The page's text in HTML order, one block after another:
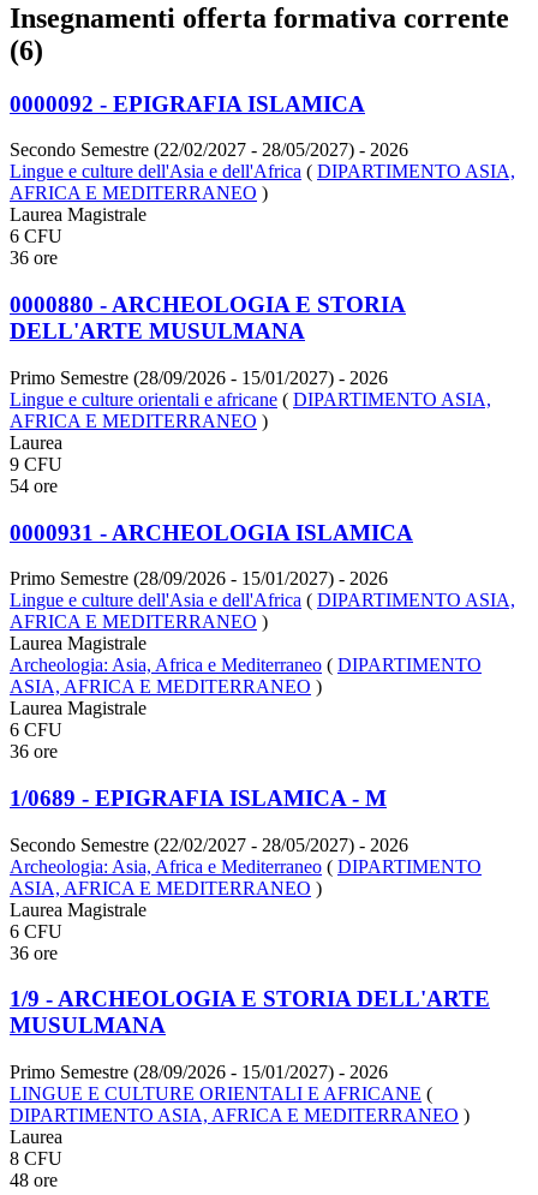
Insegnamenti offerta formativa corrente
(6)
0000092 - EPIGRAFIA ISLAMICA
Secondo Semestre (22/02/2027 - 28/05/2027) - 2026
Lingue e culture dell'Asia e dell'Africa ( DIPARTIMENTO ASIA,
AFRICA E MEDITERRANEO )
Laurea Magistrale
6 CFU
36 ore
0000880 - ARCHEOLOGIA E STORIA
DELL'ARTE MUSULMANA
Primo Semestre (28/09/2026 - 15/01/2027) - 2026
Lingue e culture orientali e africane ( DIPARTIMENTO ASIA,
AFRICA E MEDITERRANEO )
Laurea
9 CFU
54 ore
0000931 - ARCHEOLOGIA ISLAMICA
Primo Semestre (28/09/2026 - 15/01/2027) - 2026
Lingue e culture dell'Asia e dell'Africa ( DIPARTIMENTO ASIA,
AFRICA E MEDITERRANEO )
Laurea Magistrale
Archeologia: Asia, Africa e Mediterraneo ( DIPARTIMENTO
ASIA, AFRICA E MEDITERRANEO )
Laurea Magistrale
6 CFU
36 ore
1/0689 - EPIGRAFIA ISLAMICA - M
Secondo Semestre (22/02/2027 - 28/05/2027) - 2026
Archeologia: Asia, Africa e Mediterraneo ( DIPARTIMENTO
ASIA, AFRICA E MEDITERRANEO )
Laurea Magistrale
6 CFU
36 ore
1/9 - ARCHEOLOGIA E STORIA DELL'ARTE
MUSULMANA
Primo Semestre (28/09/2026 - 15/01/2027) - 2026
LINGUE E CULTURE ORIENTALI E AFRICANE (
DIPARTIMENTO ASIA, AFRICA E MEDITERRANEO )
Laurea
8 CFU
48 ore